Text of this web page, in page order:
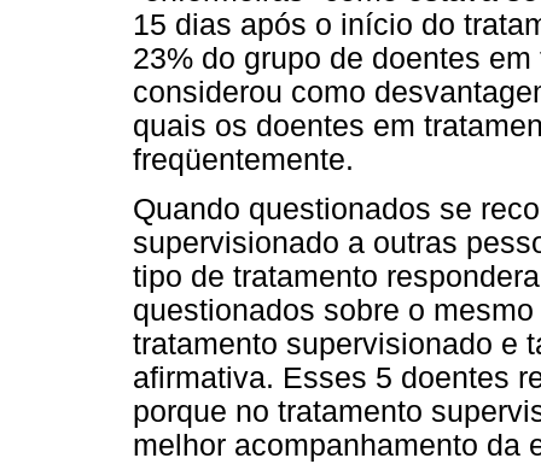
15 dias após o início do
23% do grupo de doentes
considerou como
quais os doentes em
freqüentemente.
Quando questionados se
supervisionado a outras
tipo de tratamento
questionados sobre o
tratamento supervisionado e
afirmativa. Esses 5 doentes
porque no tratamento
melhor acompanhamento da